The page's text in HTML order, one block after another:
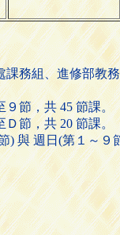
務組、進修部教
節，共 45 節課。
節，共 20 節課。
週日(第１～９